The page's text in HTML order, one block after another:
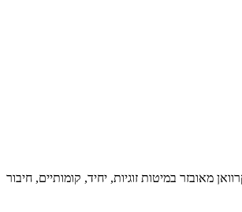
מאובזר במיטות זוגיות, יחיד, קומותיים, חיבור